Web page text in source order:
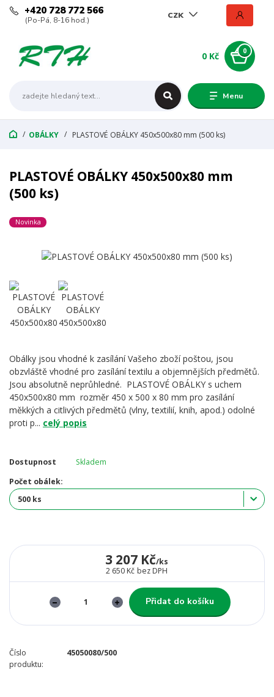
Menu
CZK
+420 728 772 566
(Po-Pá, 8-16 hod.)
0
0 Kč
OBÁLKY PLASTOVÉ OBÁLKY 450x500x80 mm (500 ks)
PLASTOVÉ OBÁLKY 450x500x80 mm
(500 ks)
Novinka
Obálky jsou vhodné k zasílání Vašeho zboží poštou, jsou
obzvláště vhodné pro zasílání textilu a objemnějších předmětů.
Jsou absolutně neprůhledné. PLASTOVÉ OBÁLKY s uchem
450x500x80 mm rozměr 450 x 500 x 80 mm pro zasílání
měkkých a citlivých předmětů (vlny, textilií, knih, apod.) odolné
proti p... celý popis
Dostupnost
Skladem
Počet obálek:
3 207 Kč/ks
2 650 Kč bez DPH
Přidat do košíku
Číslo
produktu:
45050080/500